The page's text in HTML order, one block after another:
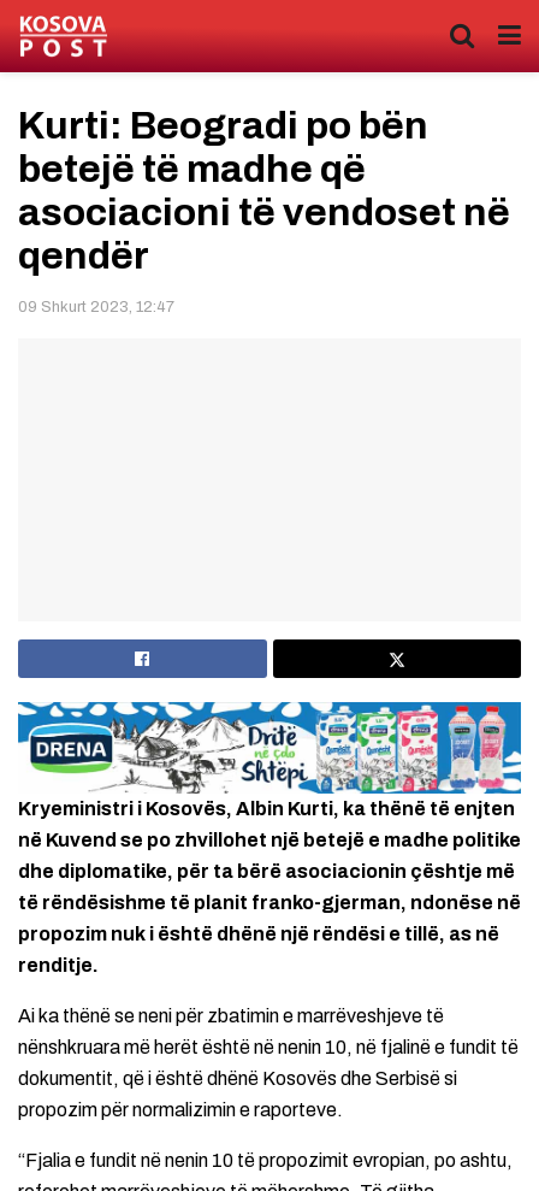
Kurti: Beogradi po bën
betejë të madhe që
asociacioni të vendoset në
qendër
09 Shkurt 2023, 12:47
Kryeministri i Kosovës, Albin Kurti, ka thënë të enjten
në Kuvend se po zhvillohet një betejë e madhe politike
dhe diplomatike, për ta bërë asociacionin çështje më
të rëndësishme të planit franko-gjerman, ndonëse në
propozim nuk i është dhënë një rëndësi e tillë, as në
renditje.
Ai ka thënë se neni për zbatimin e marrëveshjeve të
nënshkruara më herët është në nenin 10, në fjalinë e fundit të
dokumentit, që i është dhënë Kosovës dhe Serbisë si
propozim për normalizimin e raporteve.
“Fjalia e fundit në nenin 10 të propozimit evropian, po ashtu,